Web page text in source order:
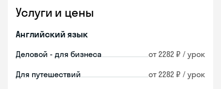
Услуги и цены
Английский язык
Деловой - для бизнеса от 2282 ₽ / урок
Для путешествий от 2282 ₽ / урок